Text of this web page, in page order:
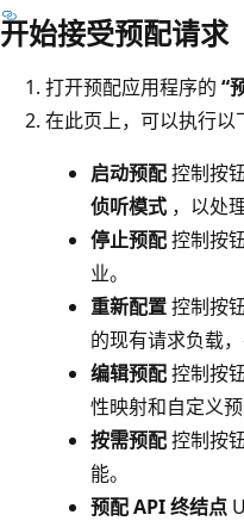
开始接受预配请求
打开预配应用程序的 “
在此页上，可以执行以
启动预配控制按
侦听模式 ，以处
停止预配控制按
业。
重新配置控制按
的现有请求负载
编辑预配控制按
性映射和自定义预
按需预配控制按
能。
预配 API 终结点